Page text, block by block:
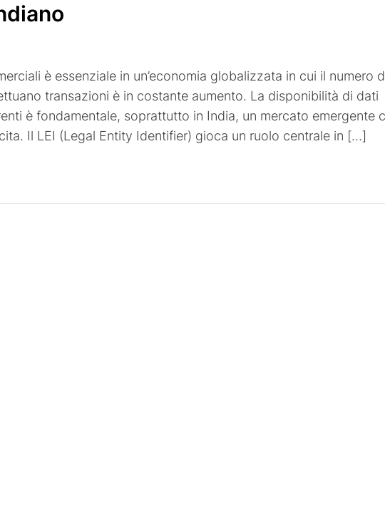
è essenziale in un’economia globalizzata in cui il numero
transazioni è in costante aumento. La disponibilità di dati
è fondamentale, soprattutto in India, un mercato emergente
Il LEI (Legal Entity Identifier) ​​gioca un ruolo centrale in […]